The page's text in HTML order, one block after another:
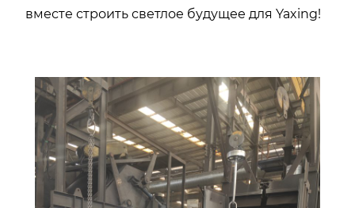
вместе строить светлое будущее для Yaxing!